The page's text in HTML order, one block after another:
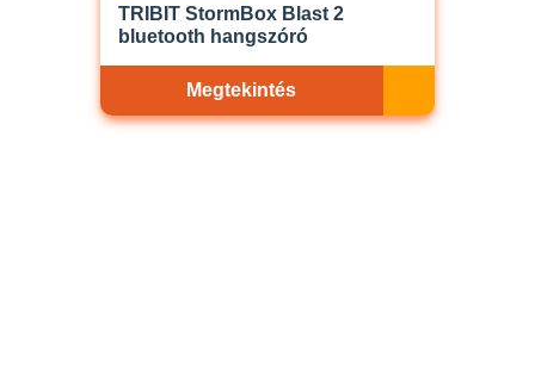
TRIBIT StormBox Blast 2
bluetooth hangszóró
Megtekintés